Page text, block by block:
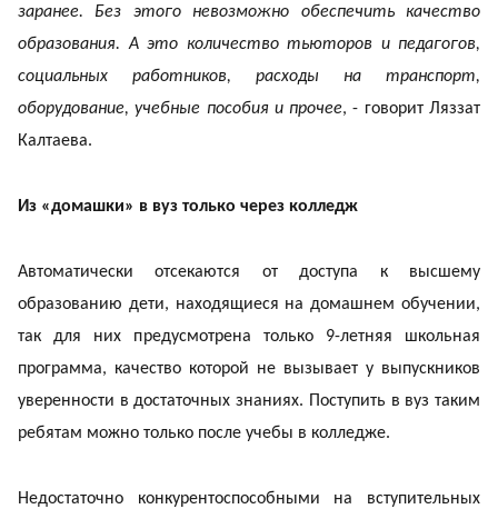
заранее. Без этого невозможно обеспечить качество
образования. А это количество тьюторов и педагогов,
социальных работников, расходы на транспорт,
оборудование, учебные пособия и прочее, - говорит Ляззат
Калтаева.
Из «домашки» в вуз только через колледж
Автоматически отсекаются от доступа к высшему
образованию дети, находящиеся на домашнем обучении,
так для них предусмотрена только 9-летняя школьная
программа, качество которой не вызывает у выпускников
уверенности в достаточных знаниях. Поступить в вуз таким
ребятам можно только после учебы в колледже.
Недостаточно конкурентоспособными на вступительных